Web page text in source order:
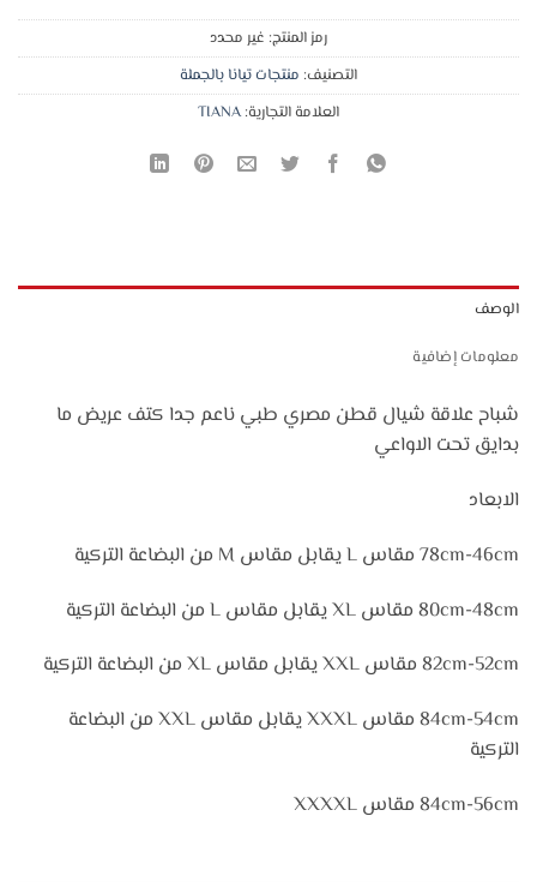
رمز المنتج: غير محدد
التصنيف: منتجات تيانا بالجملة
العلامة التجارية:TIANA
الوصف
معلومات إضافية
شباح علاقة شيال قطن مصري طبي ناعم جدا كتف عريض ما
بدايق تحت الاواعي
الابعاد
78cm-46cm مقاس L يقابل مقاس M من البضاعة التركية
80cm-48cm مقاس XL يقابل مقاس L من البضاعة التركية
82cm-52cm مقاس XXL يقابل مقاس XL من البضاعة التركية
84cm-54cm مقاس XXXL يقابل مقاس XXL من البضاعة
التركية
84cm-56cm مقاس XXXXL